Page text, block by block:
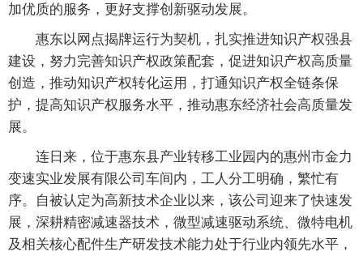
加优质的服务，更好支撑创新驱动发展。
惠东以网点揭牌运行为契机，扎实推进知识产权强县
建设，努力完善知识产权政策配套，促进知识产权高质量
创造，推动知识产权转化运用，打通知识产权全链条保
护，提高知识产权服务水平，推动惠东经济社会高质量发
展。
连日来，位于惠东县产业转移工业园内的惠州市金力
变速实业发展有限公司车间内，工人分工明确，繁忙有
序。自被认定为高新技术企业以来，该公司迎来了快速发
展，深耕精密减速器技术，微型减速驱动系统、微特电机
及相关核心配件生产研发技术能力处于行业内领先水平，